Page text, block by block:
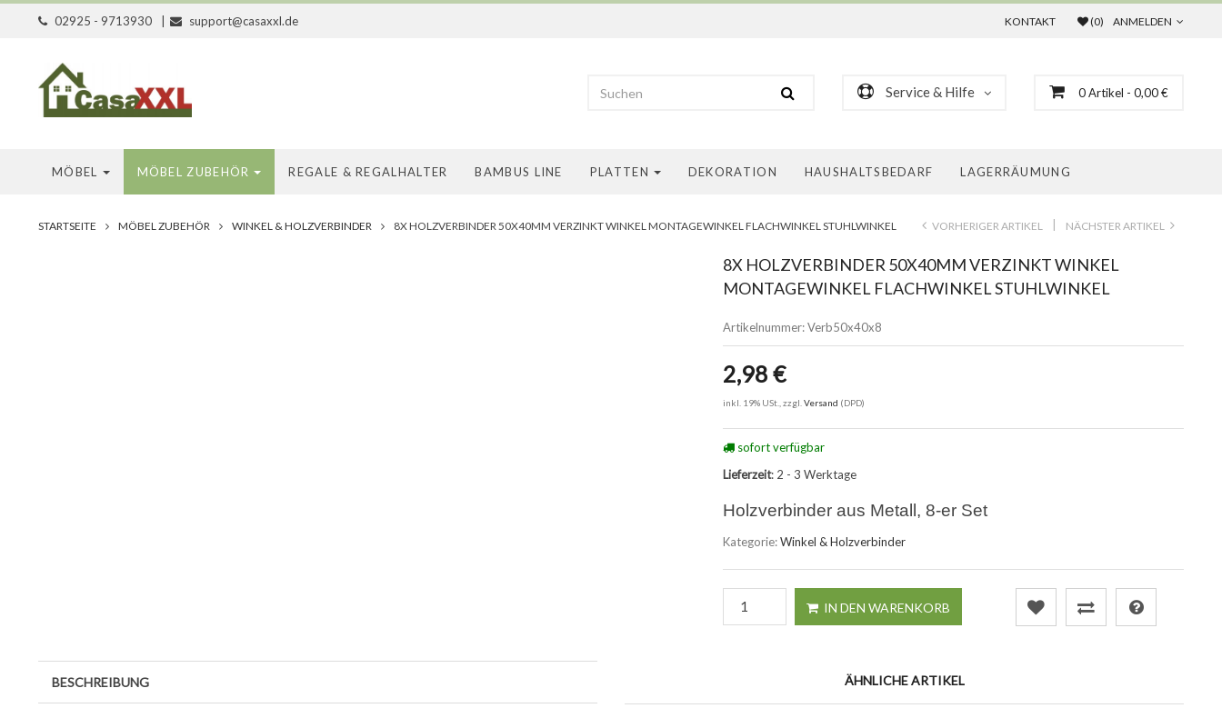
02925 - 9713930 support@casaxxl.de KONTAKT (0) ANMELDEN
Service & Hilfe 0Artikel - 0,00 €
MÖBEL MÖBEL ZUBEHÖR REGALE & REGALHALTER BAMBUS LINE PLATTEN DEKORATION HAUSHALTSBEDARF LAGERRÄUMUNG
VORHERIGER ARTIKEL NÄCHSTER ARTIKEL
STARTSEITE MÖBEL ZUBEHÖR WINKEL & HOLZVERBINDER 8X HOLZVERBINDER 50X40MM VERZINKT WINKEL MONTAGEWINKEL FLACHWINKEL STUHLWINKEL
8X HOLZVERBINDER 50X40MM VERZINKT WINKEL
MONTAGEWINKEL FLACHWINKEL STUHLWINKEL
Artikelnummer:Verb50x40x8
2,98 €
inkl. 19% USt., zzgl. Versand (DPD)
sofort verfügbar
Lieferzeit: 2 - 3 Werktage
Holzverbinder aus Metall, 8-er Set
Kategorie:Winkel & Holzverbinder
IN DEN WARENKORB
BESCHREIBUNG ÄHNLICHE ARTIKEL